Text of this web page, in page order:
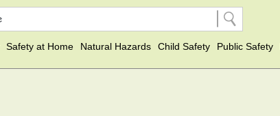
Safety at Home Natural Hazards Child Safety Public Safety